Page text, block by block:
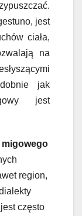
jest
ciała,
na
jak
jest
migowego
region,
często